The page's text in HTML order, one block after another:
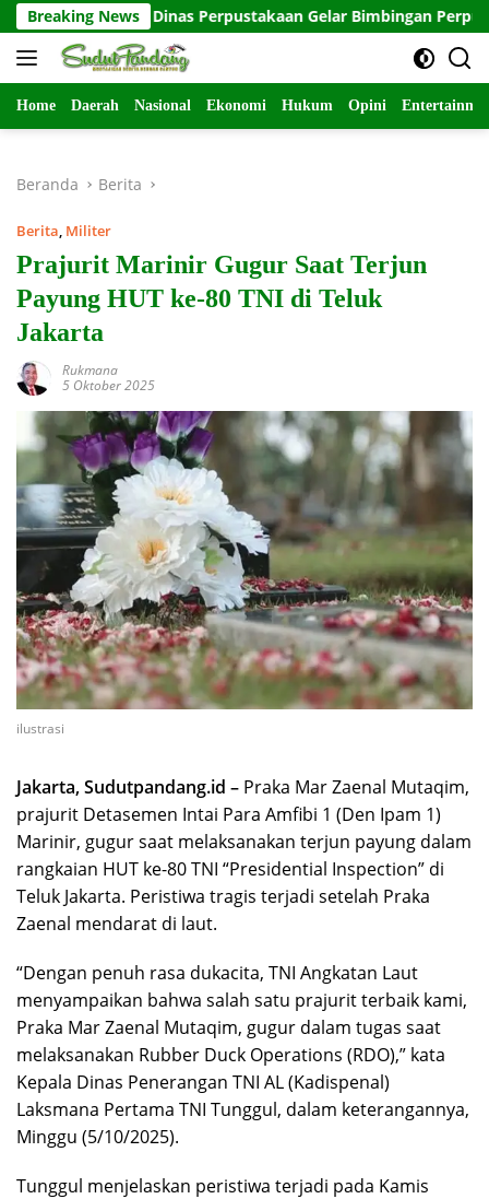
Langsung
ke
konten
Breaking News
Dinas Perpustakaan Gelar Bimbingan Perpustakaan
Home Daerah Nasional Ekonomi Hukum Opini
Beranda Berita
Berita, Militer
Prajurit Marinir Gugur Saat Terjun
Payung HUT ke-80 TNI di Teluk
Jakarta
Rukmana
5 Oktober 2025
ilustrasi
Jakarta, Sudutpandang.id – Praka Mar Zaenal Mutaqim,
prajurit Detasemen Intai Para Amfibi 1 (Den Ipam 1)
Marinir, gugur saat melaksanakan terjun payung dalam
rangkaian HUT ke-80 TNI “Presidential Inspection” di
Teluk Jakarta. Peristiwa tragis terjadi setelah Praka
Zaenal mendarat di laut.
“Dengan penuh rasa dukacita, TNI Angkatan Laut
menyampaikan bahwa salah satu prajurit terbaik kami,
Praka Mar Zaenal Mutaqim, gugur dalam tugas saat
melaksanakan Rubber Duck Operations (RDO),” kata
Kepala Dinas Penerangan TNI AL (Kadispenal)
Laksmana Pertama TNI Tunggul, dalam keterangannya,
Minggu (5/10/2025).
Tunggul menjelaskan peristiwa terjadi pada Kamis